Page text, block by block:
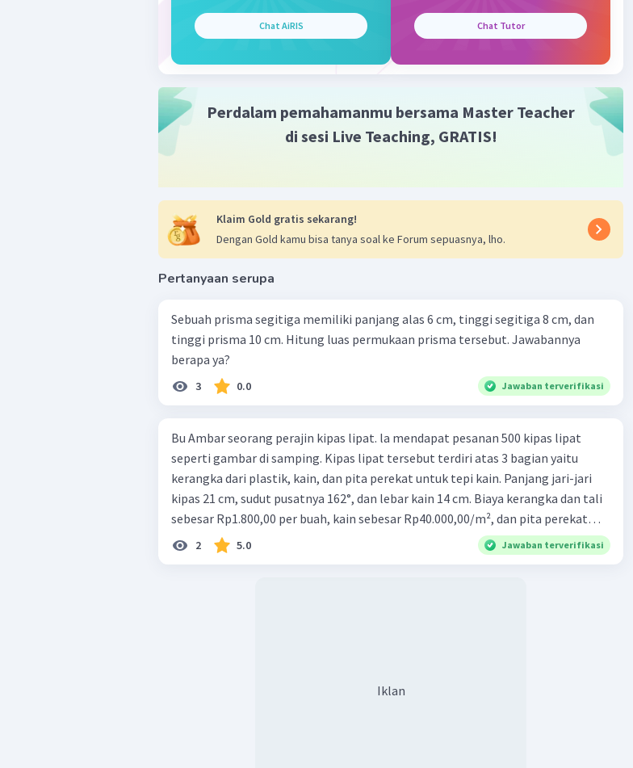
Iklan
panjang garis pelukis : 17cm
Chat AiRIS Chat Tutor
Perdalam pemahamanmu bersama Master Teacher
di sesi Live Teaching, GRATIS!
Klaim Gold gratis sekarang!
Dengan Gold kamu bisa tanya soal ke Forum sepuasnya, lho.
Pertanyaan serupa
Sebuah prisma segitiga memiliki panjang alas 6 cm, tinggi segitiga 8 cm, dan
tinggi prisma 10 cm. Hitung luas permukaan prisma tersebut. Jawabannya
berapa ya?
3 0.0 Jawaban terverifikasi
Bu Ambar seorang perajin kipas lipat. la mendapat pesanan 500 kipas lipat
seperti gambar di samping. Kipas lipat tersebut terdiri atas 3 bagian yaitu
kerangka dari plastik, kain, dan pita perekat untuk tepi kain. Panjang jari-jari
kipas 21 cm, sudut pusatnya 162°, dan lebar kain 14 cm. Biaya kerangka dan tali
sebesar Rp1.800,00 per buah, kain sebesar Rp40.000,00/m², dan pita perekat
Rp350,00/m. Kipas tersebut dijual dengan harga Rp6.500,00 per buah. Tentukan
total keuntungan yang diperoleh Bu Ambar.
2 5.0 Jawaban terverifikasi
Iklan